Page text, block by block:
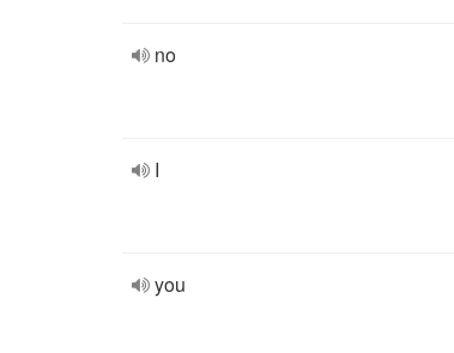
no
I
you